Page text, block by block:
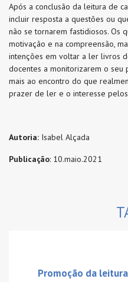
Após a conclusão da leitura de
incluir resposta a questões ou
não se tornarem fastidiosos. Os
motivação e na compreensão,
intenções em voltar a ler livros
docentes a monitorizarem o
mais ao encontro do que
prazer de ler e o interesse
Autoria: Isabel Alçada
Publicação: 10.maio.2021
Promoção da leitura